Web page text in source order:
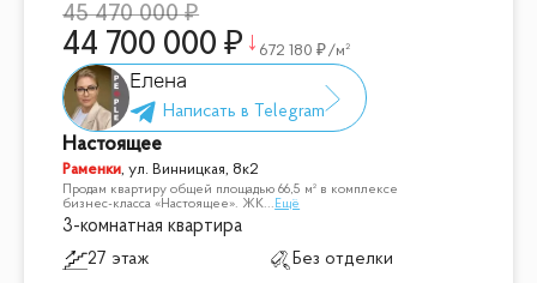
45 470 000
44 700 000 672 180 /м²
Елена
Настоящее
Раменки,ул. Винницкая, 8к2
Продам квартиру общей площадью 66,5 м² в комплексе
бизнес-класса «Настоящее». ЖК... Ещё
3-комнатная квартира
27 этаж
Без отделки